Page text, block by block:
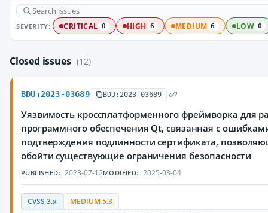
SEVERITY: CRITICAL 0 HIGH 6 MEDIUM 6 LOW 0
Closed issues (12)
BDU:2023-03689 BDU:2023-03689
Уязвимость кроссплатформенного фреймворка для
программного обеспечения Qt, связанная с
подтверждения подлинности сертификата,
обойти существующие ограничения безопасности
PUBLISHED: 2023-07-12MODIFIED: 2025-03-04
CVSS 3.x MEDIUM 5.3